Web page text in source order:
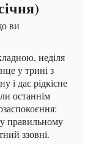
ви
неділя
у трині з
і дає рідкісне
останнім
правильному
ззовні.